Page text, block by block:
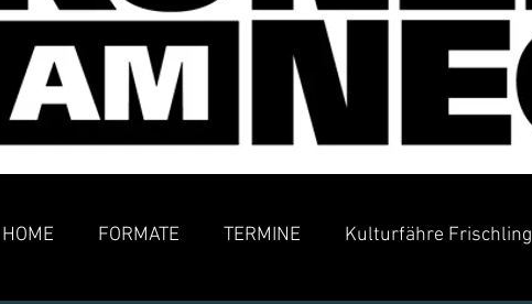
HOME FORMATE TERMINE Kulturfähre Frischling